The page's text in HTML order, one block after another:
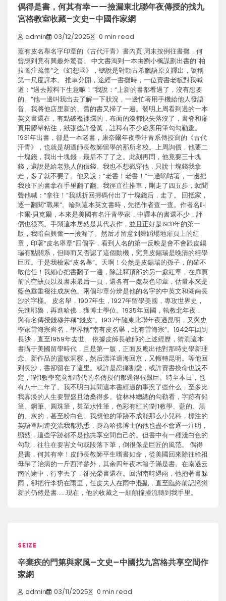
偶得是書，何其有幸——撿漏東北聯年夜傳授的找九
宮格教室收藏–文史–中國作家網
admin 03/12/2025 0 min read
蓋有皮名舉名字印章的《古代汗青》書內頁 周末按例往書攤，何
曾想到竟有興趣外驚喜。 中文書淘到一本由劉小楓謀劃出書的“柏
拉圖注疏集”之《幻想國》，聽說是對勘古希臘語原文譯出，號稱
第一尺度譯本。 推車分開，途經一書攤時，一位賣書老板對我喊
道：“過去照料下生意嘛！”我說：“上新的書都看過了，沒有想要
的。”他一邊叫我出去了解一下狀況，一邊忙著用手機給他人發語
音。我將他店里新的、舊的書又掃了一遍。發明上周看到過的一本
英文書還在，有點破襤褸爛的，布面的漆都快失落沒了，書脊和扉
頁用膠帶粘住，紙張些許發黃，註釋有不少處所用筆勾勾勒畫。
1931年出書，卻是一本老書，康奈爾年夜學汗青系傳授寫的《古代
汗青》，也就是胡適師長教師留學的那所名校。上周詢價，他要二
十塊錢，我出十塊錢，最后不了了之。此刻再問，他竟要三十塊
錢，還說是給老熟人的價錢。我也不想戳穿他，只說十塊錢我拿
走，多了就不要了。他又說：“老書！老書！”一邊嘀咕著，一邊把
我放下的書拿在手里翻了翻。我徑直往推車，剛走了四五步，就聞
聲他喊：“拿往！”我就折回掃碼付出了十塊錢后，走了。 回抵家，
逐一翻閱“戰果”。輪到這本英文書時，先把作者查一查。作者名叫
卡爾·貝克爾，本來是美國有名汗青學家，中譯本的書還不少，評
價也很高。手頭這本居然是其代表作，並且正好是1931年的第一
版，我暗自興奮——撿漏了。然后才留意到舞蹈場地扉頁上的紅
章，印著“皮名舉章”四個字，看到人名的第一反映是會不會跟皮錫
瑞有點關系，但轉而又否認了這個動機，究竟皮錫瑞是晚清的經學
巨匠。于是我檢索“皮名舉”。天啊！公然是皮錫瑞的孫子，的確不
敢信任！我細心把書翻了一遍，除註釋頂部的另一處紅章，在扉頁
前的空缺頁以及書末最后一頁，還各有一處灰色印章，估量本來是
藍色垂垂褪往成灰色。兩個印章分辨是他的名字的中英文和湖南長
沙的字樣。 皮名舉，1907年生，1927年留學美國，專攻世界史，
先進耶魯，再進哈佛，獲博士學位。1935年回國，執教北年夜，
與有名傳授錢穆并稱“錢皮”。1937年隨東北聯年夜遷昆明，又與史
學家雷海宗齊名，學界稱“南有皮名舉，北有雷海宗”。1942年回到
長沙，直至1959年去世。 依據皮師長教師的上述經歷，猜測這本
書購于美國留學時代，且是第一版，正面反應出他對那時史學新理
念、新作品的靈敏洞察，然后漂洋過海回京，又輾轉昆明。等他回
到長沙，書卻留在了這里。或許是忍痛割愛，或許賣書換命也說不
定，1對1教學究竟那時代的名傳授們都過得很艱巨。時至本日，也
有八十二年了。我不明白其間這本書經過的事況了些什么，至多比
我寡淡的人生要豐盛且滄桑得多。從林林總總的勾勒看，字跡有鉛
筆、鋼筆、圓珠筆，甚至水性筆，色彩有紅的1對1教學、藍的、黑
的、灰的，甚至粉白色。我想他的筆跡不成能那么小兒科，標注的
英語單詞連交流我都熟悉，身為哈佛博士的他也盡不會逐一注明，
顯然，這些字跡都不是他共享空間自己的。但書中有一種淺白色的
勾勒，往往在要害文句或段落下筆，倒很像是巨匠的風范。 偶得
是書，何其有幸！皮師長教師平生嗜書如命，從美國回來除往給祖
母帶了治病的一斤西洋參外，其余四年夜木箱子滿是書。在南遷云
南的途中，行李丟了，卻光榮書還在。回湖南時遇雨，他抱著書躲
雨，卻把行李扔在雨里，任皮夫人在雨中混亂，直至臨終前記憶猶
新的仍然是書……現在，他的收藏之一顛顛撞撞流轉到我手里。
SEIZE
辛棄疾的門第與家風–文史–中國找九宮格共享空間作
家網
admin 03/11/2025 0 min read